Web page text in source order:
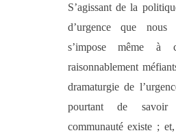
S’agissant de la
d’urgence que
s’impose même à
raisonnablement
dramaturgie de
pourtant de
communauté existe ;